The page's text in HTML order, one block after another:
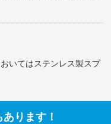
いてはステンレス製スプ
ります！